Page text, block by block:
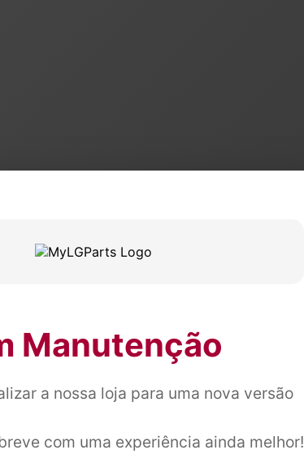
Manutenção
a nossa loja para uma nova versão
com uma experiência ainda melhor!